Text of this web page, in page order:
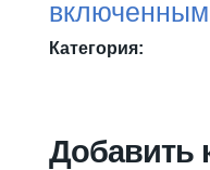
Категория:
Добавить